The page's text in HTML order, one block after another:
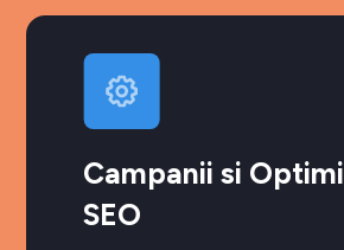
Campanii si
SEO